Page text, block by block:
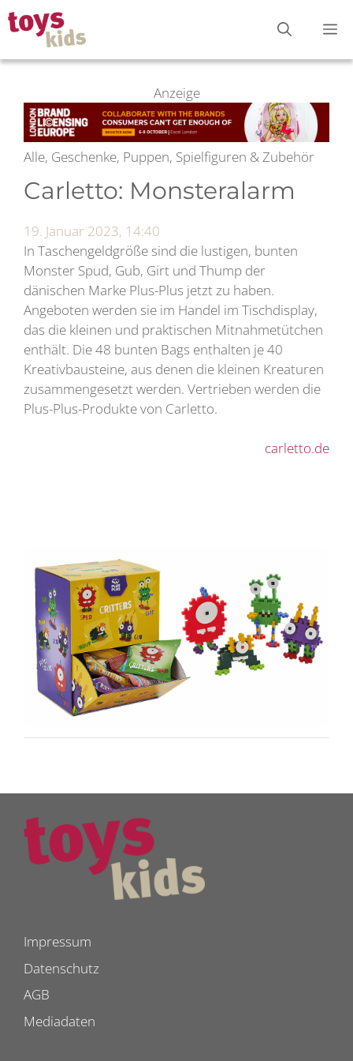
Zum
Inhalt
springen
Anzeige
Alle, Geschenke, Puppen, Spielfiguren & Zubehör
Carletto: Monsteralarm
19. Januar 2023, 14:40
In Taschengeldgröße sind die lustigen, bunten
Monster Spud, Gub, Girt und Thump der
dänischen Marke Plus-Plus jetzt zu haben.
Angeboten werden sie im Handel im Tischdisplay,
das die kleinen und praktischen Mitnahmetütchen
enthält. Die 48 bunten Bags enthalten je 40
Kreativbausteine, aus denen die kleinen Kreaturen
zusammengesetzt werden. Vertrieben werden die
Plus-Plus-Produkte von Carletto.
carletto.de
Impressum
Datenschutz
AGB
Mediadaten